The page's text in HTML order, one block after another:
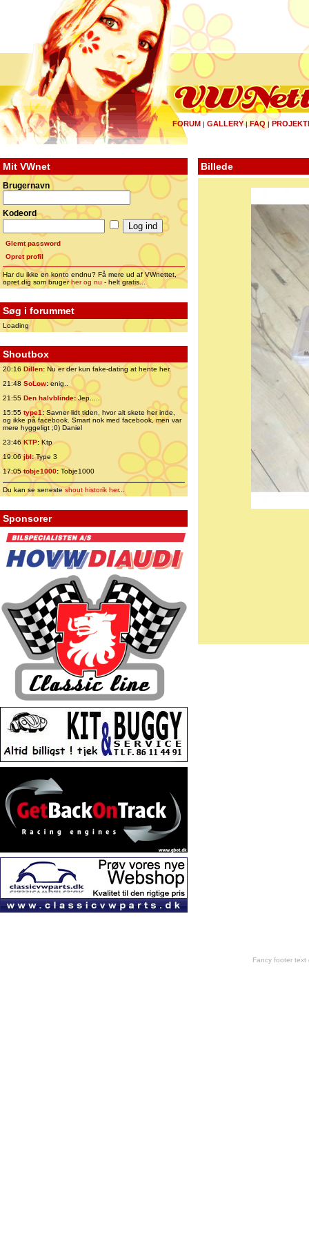
FORUM | GALLERY|FAQ |
Mit VWnet
Brugernavn
Kodeord
Glemt password
Opret profil
Har du ikke en konto endnu? Få mere ud af VWnettet,
opret dig som brugerher og nu - helt gratis...
Søg i forummet
Loading
Shoutbox
20:16 Dillen: Nu er der kun fake-dating at hente her.
21:48 SoLow:enig..
21:55 Den halvblinde:Jep.....
15:55 type1:Savner lidt tiden, hvor alt skete her inde,
og ikke på facebook. Smart nok med facebook, men var
mere hyggeligt ;0) Daniel
23:46 KTP:Ktp
19:06jbl:Type 3
17:05tobje1000: Tobje1000
Du kan se senesteshout historik her...
Sponsorer
Billede
Fancy footer